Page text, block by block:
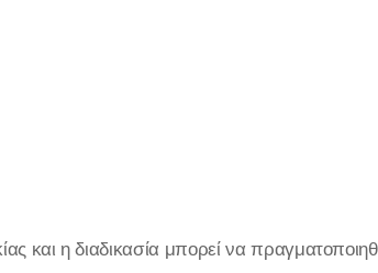
και η διαδικασία μπορεί να